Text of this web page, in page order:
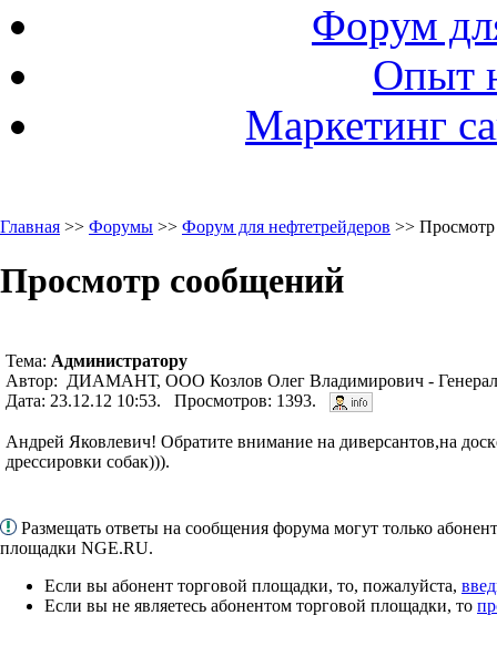
Форум
Опыт
Маркетинг
Главная >> Форумы >> Форум для нефтетрейдеров >>
Просмотр сообщений
Тема: Администратору
Автор: ДИАМАНТ, ООО Козлов Олег Владимирович -
Дата: 23.12.12 10:53. Просмотров: 1393.
Андрей Яковлевич! Обратите внимание на диверсантов,на
дрессировки собак))).
Размещать ответы на сообщения форума могут только
площадки NGE.RU.
Если вы абонент торговой площадки, то, пожалуйста,
Если вы не являетесь абонентом торговой площадки, то